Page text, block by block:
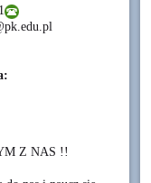
Z NAS !!